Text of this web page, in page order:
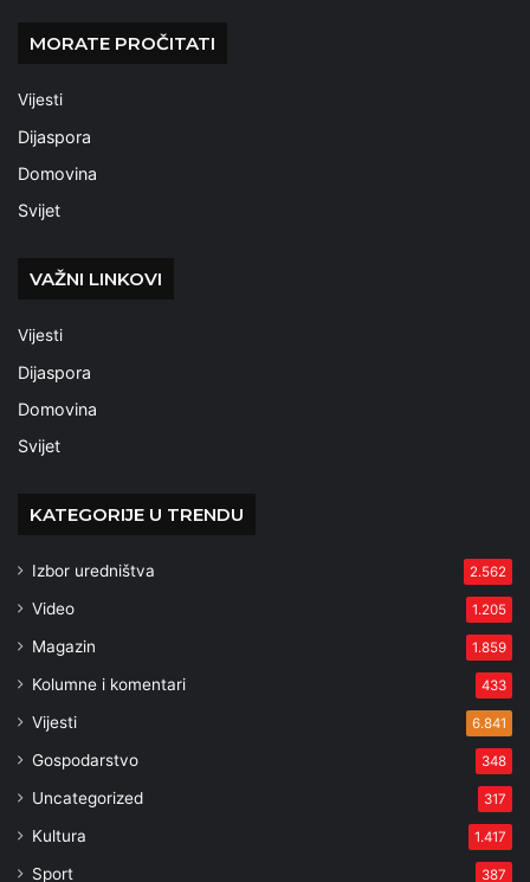
MORATE PROČITATI
Vijesti
Dijaspora
Domovina
Svijet
VAŽNI LINKOVI
Vijesti
Dijaspora
Domovina
Svijet
KATEGORIJE U TRENDU
Izbor uredništva 2.562
Video 1.205
Magazin 1.859
Kolumne i komentari 433
Vijesti 6.841
Gospodarstvo 348
Uncategorized 317
Kultura 1.417
Sport 387